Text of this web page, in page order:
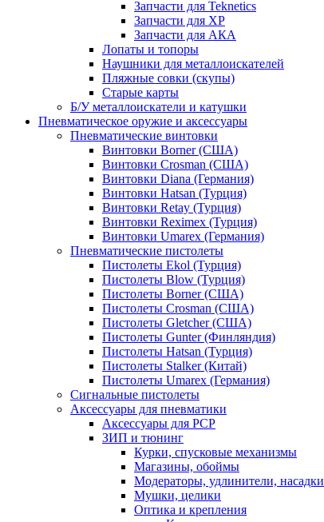
Запчасти для Teknetics
Запчасти для XP
Запчасти для АКА
Лопаты и топоры
Наушники для металлоискателей
Пляжные совки (скупы)
Старые карты
Б/У металлоискатели и катушки
Пневматическое оружие и аксессуары
Пневматические винтовки
Винтовки Borner (США)
Винтовки Crosman (США)
Винтовки Diana (Германия)
Винтовки Hatsan (Турция)
Винтовки Retay (Турция)
Винтовки Reximex (Турция)
Винтовки Umarex (Германия)
Пневматические пистолеты
Пистолеты Ekol (Турция)
Пистолеты Blow (Турция)
Пистолеты Borner (США)
Пистолеты Crosman (США)
Пистолеты Gletcher (США)
Пистолеты Gunter (Финляндия)
Пистолеты Hatsan (Турция)
Пистолеты Stalker (Китай)
Пистолеты Umarex (Германия)
Сигнальные пистолеты
Аксессуары для пневматики
Аксессуары для PCP
ЗИП и тюнинг
Курки, спусковые механизмы
Магазины, обоймы
Модераторы, удлинители, насадки
Мушки, целики
Оптика и крепления